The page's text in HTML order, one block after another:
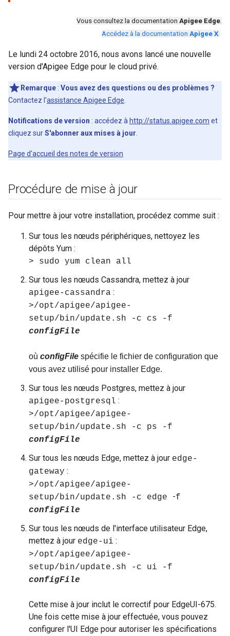
Vous consultez la documentation Apigee Edge.
Accédez à la documentation Apigee X.
Le lundi 24 octobre 2016, nous avons lancé une nouvelle
version d'Apigee Edge pour le cloud privé.
Remarque : Vous avez des questions ou des problèmes ?
Contactez l'assistance Apigee Edge
Notifications de version : accédez à http://status.apigee.com et
cliquez surS'abonner aux mises à jour
Page d'accueil des notes de version
Procédure de mise à jour
Pour mettre à jour votre installation, procédez comme suit :
Sur tous les nœuds périphériques, nettoyez les
dépôts Yum :
> sudo yum clean all
Sur tous les nœuds Cassandra, mettez à jour
apigee-cassandra :
>/opt/apigee/apigee-
setup/bin/update.sh -c cs -f
configFile
où configFile spécifie le fichier de configuration que
vous avez utilisé pour installer Edge.
Sur tous les nœuds Postgres, mettez à jour
apigee-postgresql :
>/opt/apigee/apigee-
setup/bin/update.sh -c ps -f
configFile
Sur tous les nœuds Edge, mettez à jour edge-
gateway :
>/opt/apigee/apigee-
setup/bin/update.sh -c edge -f
configFile
Sur tous les nœuds de l'interface utilisateur Edge,
mettez à jour edge-ui :
>/opt/apigee/apigee-
setup/bin/update.sh -c ui
-f
configFile
Cette mise à jour inclut le correctif pour EdgeUI-675.
Une fois cette mise à jour effectuée, vous pouvez
configurer l'UI Edge pour autoriser les spécifications